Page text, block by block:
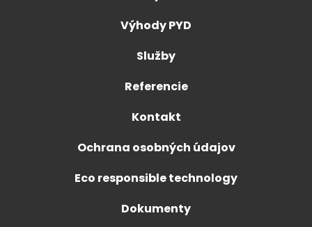
Výhody PYD
Služby
Referencie
Kontakt
Ochrana osobných údajov
Eco responsible technology
Dokumenty